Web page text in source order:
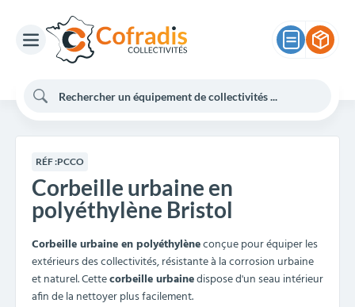
RÉF :PCCO
Corbeille urbaine en
polyéthylène Bristol
Corbeille urbaine en polyéthylèneconçue pour équiper les
extérieurs des collectivités, résistante à la corrosion urbaine
et naturel. Cettecorbeille urbainedispose d'un seau intérieur
afin de la nettoyer plus facilement.